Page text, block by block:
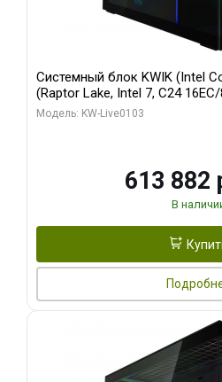
Системный блок KWIK (Intel
(Raptor Lake, Intel 7, C24
модуля)/ Afox RTX4090 24GB
Модель: KW-Live0103
613 882
В